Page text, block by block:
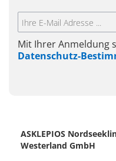
Mit Ihrer Anmeldung
Datenschutz-
ASKLEPIOS
Westerland GmbH